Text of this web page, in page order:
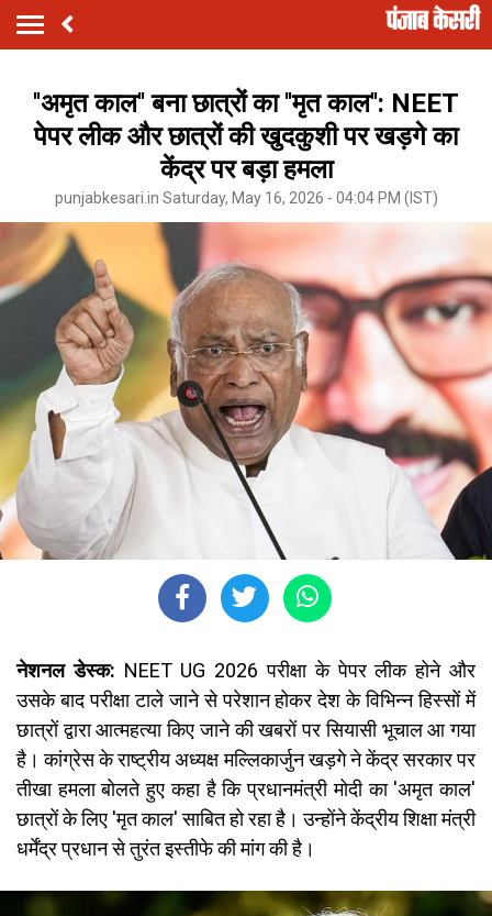
''अमृत काल'' बना छात्रों का ''मृत काल'': NEET
पेपर लीक और छात्रों की खुदकुशी पर खड़गे का
केंद्र पर बड़ा हमला
punjabkesari.in Saturday, May 16, 2026 - 04:04 PM (IST)
नेशनल डेस्क: NEET UG 2026 परीक्षा के पेपर लीक होने और
उसके बाद परीक्षा टाले जाने से परेशान होकर देश के विभिन्न हिस्सों में
छात्रों द्वारा आत्महत्या किए जाने की खबरों पर सियासी भूचाल आ गया
है। कांग्रेस के राष्ट्रीय अध्यक्ष मल्लिकार्जुन खड़गे ने केंद्र सरकार पर
तीखा हमला बोलते हुए कहा है कि प्रधानमंत्री मोदी का 'अमृत काल'
छात्रों के लिए 'मृत काल' साबित हो रहा है। उन्होंने केंद्रीय शिक्षा मंत्री
धर्मेंद्र प्रधान से तुरंत इस्तीफे की मांग की है।